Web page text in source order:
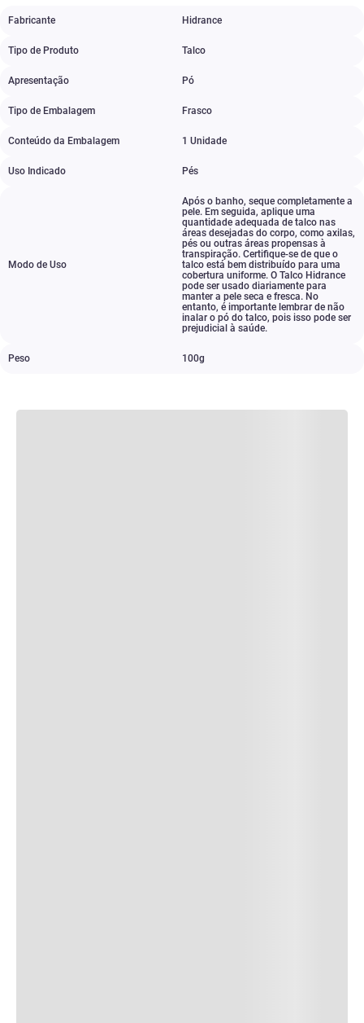
Fabricante Hidrance
Tipo de Produto Talco
Apresentação Pó
Tipo de Embalagem Frasco
Conteúdo da Embalagem 1 Unidade
Uso Indicado Pés
Modo de Uso
Após o banho, seque completamente a
pele. Em seguida, aplique uma
quantidade adequada de talco nas
áreas desejadas do corpo, como axilas,
pés ou outras áreas propensas à
transpiração. Certifique-se de que o
talco está bem distribuído para uma
cobertura uniforme. O Talco Hidrance
pode ser usado diariamente para
manter a pele seca e fresca. No
entanto, é importante lembrar de não
inalar o pó do talco, pois isso pode ser
prejudicial à saúde.
Peso 100g